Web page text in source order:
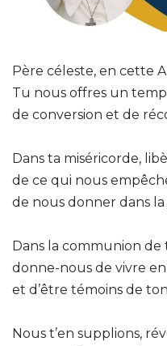
Père céleste, en cette
Tu nous offres un
de conversion et de
Dans ta miséricorde,
de ce qui nous
de nous donner dans la
Dans la communion de
donne-nous de vivre
et d’être témoins de
Nous t’en supplions,